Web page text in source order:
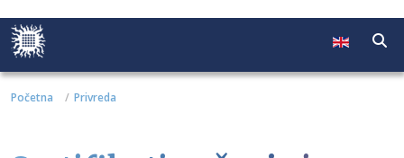
Početna Privreda